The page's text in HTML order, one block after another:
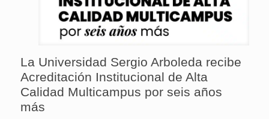
La Universidad Sergio Arboleda recibe
Acreditación Institucional de Alta
Calidad Multicampus por seis años
más